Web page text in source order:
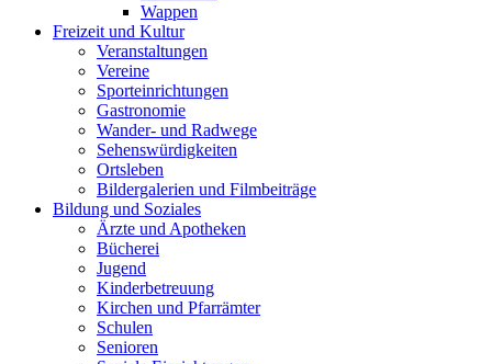
Wappen
Freizeit und Kultur
Veranstaltungen
Vereine
Sporteinrichtungen
Gastronomie
Wander- und Radwege
Sehenswürdigkeiten
Ortsleben
Bildergalerien und Filmbeiträge
Bildung und Soziales
Ärzte und Apotheken
Bücherei
Jugend
Kinderbetreuung
Kirchen und Pfarrämter
Schulen
Senioren